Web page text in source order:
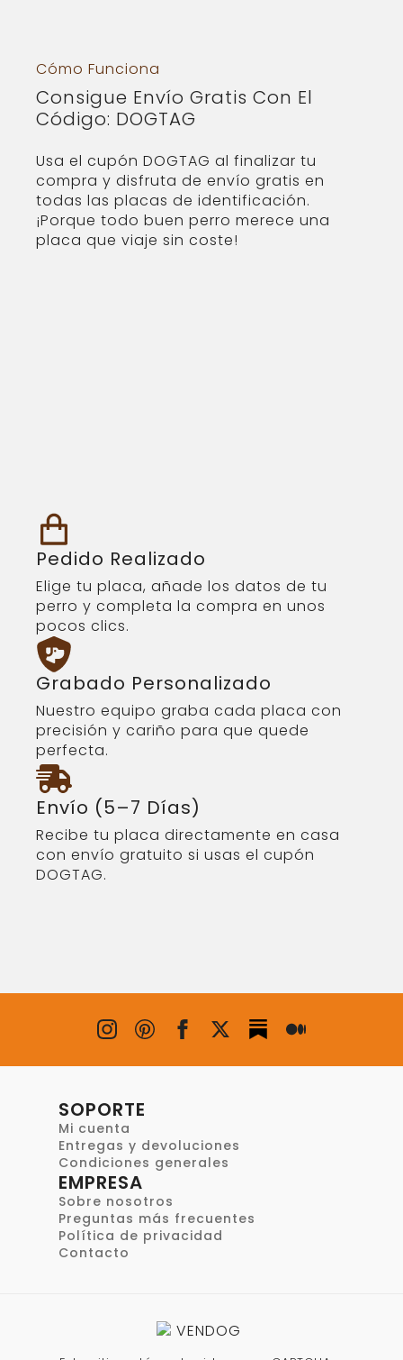
Cómo Funciona
Consigue Envío Gratis Con El
Código: DOGTAG
Usa el cupón DOGTAG al finalizar tu
compra y disfruta de envío gratis en
todas las placas de identificación.
¡Porque todo buen perro merece una
placa que viaje sin coste!
Pedido Realizado
Elige tu placa, añade los datos de tu
perro y completa la compra en unos
pocos clics.
Grabado Personalizado
Nuestro equipo graba cada placa con
precisión y cariño para que quede
perfecta.
Envío (5–7 Días)
Recibe tu placa directamente en casa
con envío gratuito si usas el cupón
DOGTAG.
SOPORTE
Mi cuenta
Entregas y devoluciones
Condiciones generales
EMPRESA
Sobre nosotros
Preguntas más frecuentes
Política de privacidad
Contacto